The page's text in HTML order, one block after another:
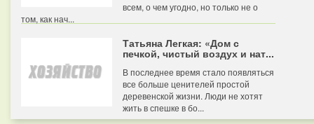
всем, о чем угодно, но только не о
том, как нач...
Татьяна Легкая: «Дом с
печкой, чистый воздух и нат...
В последнее время стало появляться
все больше ценителей простой
деревенской жизни. Люди не хотят
жить в спешке в бо...